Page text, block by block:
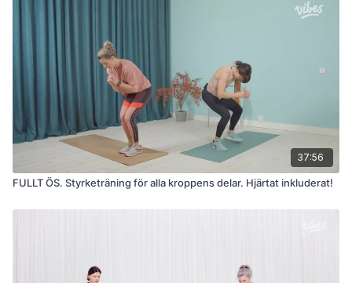
37:56
FULLT ÖS. Styrketräning för alla kroppens delar. Hjärtat inkluderat!